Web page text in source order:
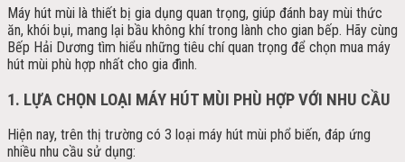
Máy hút mùi là thiết bị gia dụng quan trọng, giúp đánh bay mùi thức
ăn, khói bụi, mang lại bầu không khí trong lành cho gian bếp. Hãy cùng
Bếp Hải Dương tìm hiểu những tiêu chí quan trọng để chọn mua máy
hút mùi phù hợp nhất cho gia đình.
1. LỰA CHỌN LOẠI MÁY HÚT MÙI PHÙ HỢP VỚI NHU CẦU
Hiện nay, trên thị trường có 3 loại máy hút mùi phổ biến, đáp ứng
nhiều nhu cầu sử dụng: